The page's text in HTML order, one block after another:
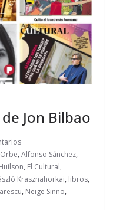
Jon Bilbao
, Alfonso Sánchez,
, El Cultural,
Krasznahorkai, libros,
, Neige Sinno,